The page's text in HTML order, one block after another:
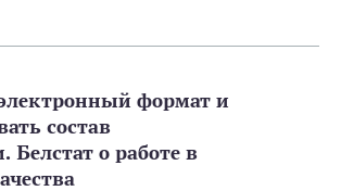
формат и
состав
о работе в